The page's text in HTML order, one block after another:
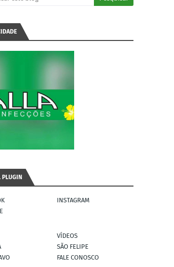
PLUGIN
INSTAGRAM
VÍDEOS
SÃO FELIPE
FALE CONOSCO